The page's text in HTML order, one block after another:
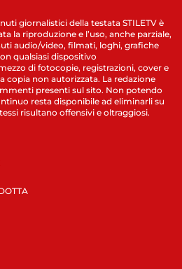
giornalistici della testata STILETV è
la riproduzione e l’uso, anche parziale,
audio/video, filmati, loghi, grafiche
qualsiasi dispositivo
di fotocopie, registrazioni, cover e
copia non autorizzata. La redazione
presenti sul sito. Non potendo
resta disponibile ad eliminarli su
risultano offensivi e oltraggiosi.